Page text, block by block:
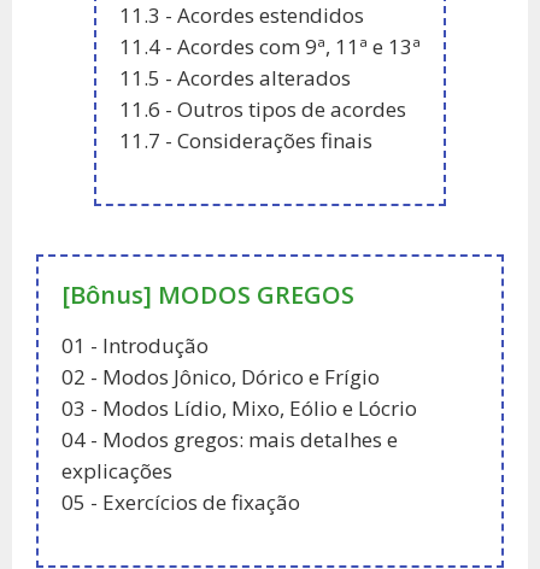
11.3 - Acordes estendidos
11.4 - Acordes com 9ª, 11ª e 13ª
11.5 - Acordes alterados
11.6 - Outros tipos de acordes
11.7 - Considerações finais
[Bônus] MODOS GREGOS
01 - Introdução
02 - Modos Jônico, Dórico e Frígio
03 - Modos Lídio, Mixo, Eólio e Lócrio
04 - Modos gregos: mais detalhes e
explicações
05 - Exercícios de fixação